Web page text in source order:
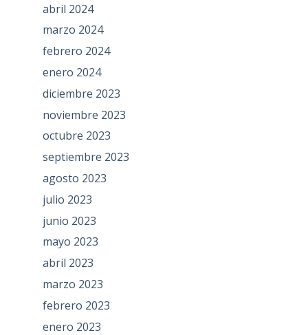
abril 2024
marzo 2024
febrero 2024
enero 2024
diciembre 2023
noviembre 2023
octubre 2023
septiembre 2023
agosto 2023
julio 2023
junio 2023
mayo 2023
abril 2023
marzo 2023
febrero 2023
enero 2023